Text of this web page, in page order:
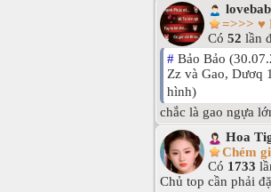
=>>> ♥
Có 52 lần
# Bảo Bảo
Zz và Gao, Dươq
hình)
chắc là gao ngựa
Hoa
Chém
Có 1733
Chủ top cần phải